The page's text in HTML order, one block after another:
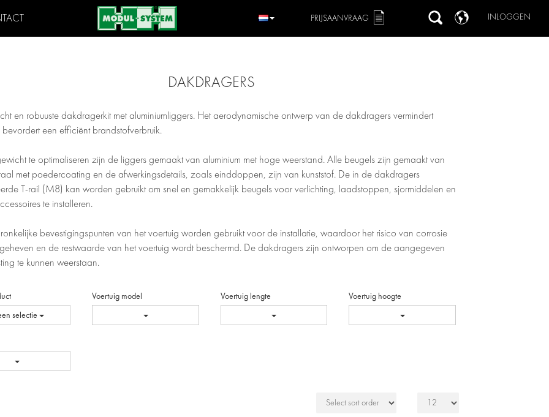
INLOGGEN
PRIJSAANVRAAG
DAKDRAGERS
en robuuste dakdragerkit met aluminiumliggers. Het aerodynamische ontwerp van de dakdragers vermindert
een efficiënt brandstofverbruik.
te optimaliseren zijn de liggers gemaakt van aluminium met hoge weerstand. Alle beugels zijn gemaakt van
met poedercoating en de afwerkingsdetails, zoals einddoppen, zijn van kunststof. De in de dakdragers
T-rail (M8) kan worden gebruikt om snel en gemakkelijk beugels voor verlichting, laadstoppen, sjormiddelen en
te installeren.
bevestigingspunten van het voertuig worden gebruikt voor de installatie, waardoor het risico van corrosie
en de restwaarde van het voertuig wordt beschermd. De dakdragers zijn ontworpen om de aangegeven
te kunnen weerstaan.
selectie
Voertuig model Voertuig lengte Voertuig hoogte